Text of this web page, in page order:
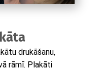
drukāšanu,
rāmī. Plakāti